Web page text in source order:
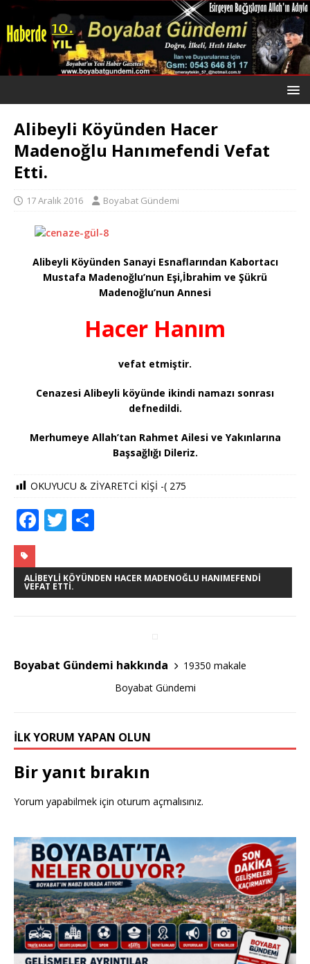
Alibeyli Köyünden Hacer
Madenoğlu Hanımefendi Vefat
Etti.
17 Aralık 2016 Boyabat Gündemi
Alibeyli Köyünden Sanayi Esnaflarından Kabortacı
Mustafa Madenoğlu’nun Eşi,İbrahim ve Şükrü
Madenoğlu’nun Annesi
Hacer Hanım
vefat etmiştir.
Cenazesi Alibeyli köyünde ikindi namazı sonrası
defnedildi.
Merhumeye Allah’tan Rahmet Ailesi ve Yakınlarına
Başsağlığı Dileriz.
OKUYUCU & ZİYARETCİ KİŞİ -( 275
F
c
e
o
k
T
it
te
ar
e
ALIBEYLI KÖYÜNDEN HACER MADENOĞLU HANIMEFENDI
VEFAT ETTI.
Boyabat Gündemi hakkında
19350 makale
Boyabat Gündemi
İLK YORUM YAPAN OLUN
Bir yanıt bırakın
Yorum yapabilmek için oturum açmalısınız.